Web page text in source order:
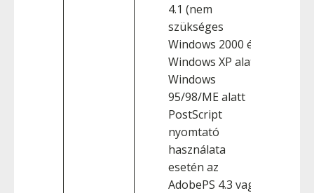
4.1 (nem
szükséges
Windows 2000 és
Windows XP alatt)
Windows
95/98/ME alatt
PostScript
nyomtató
használata
esetén az
AdobePS 4.3 vagy